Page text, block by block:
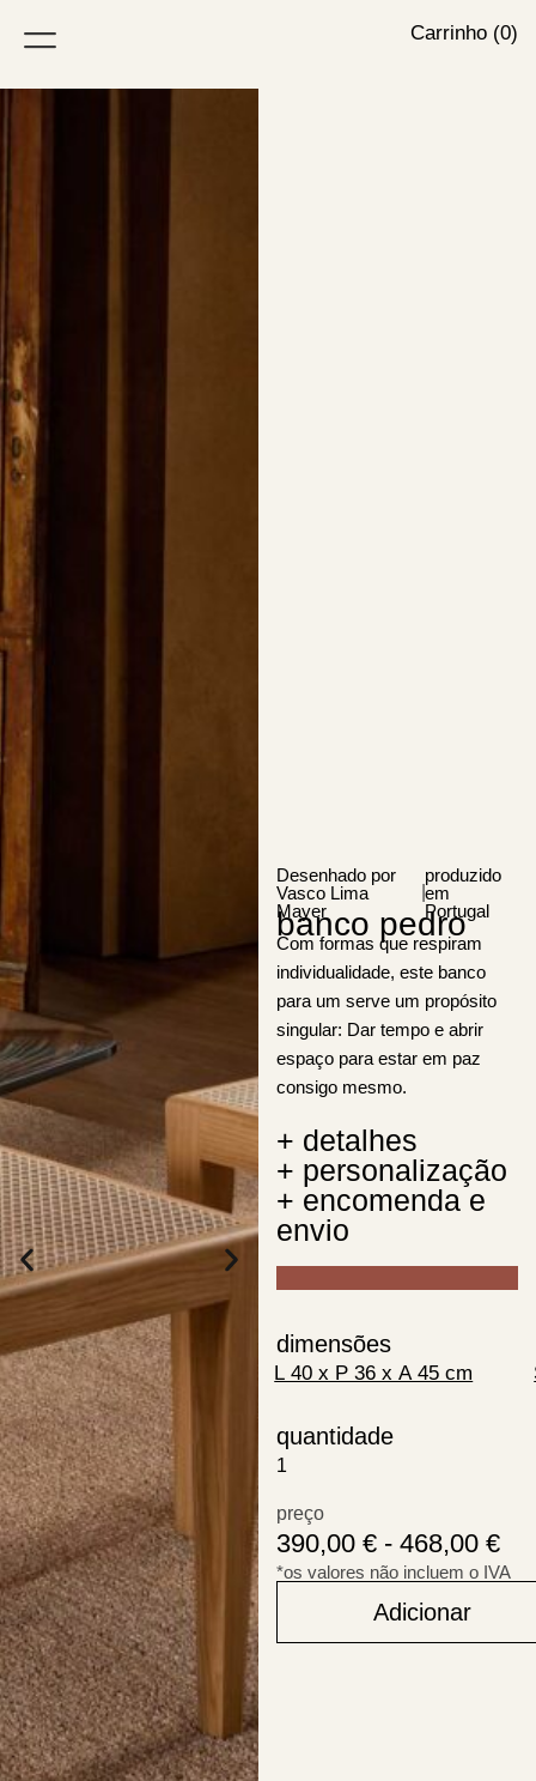
Carrinho (0)
Desenhado por
Vasco Lima
Mayer
|
produzido
em
Portugal
banco pedro
Com formas que respiram
individualidade, este banco
para um serve um propósito
singular: Dar tempo e abrir
espaço para estar em paz
consigo mesmo.
+ detalhes
+ personalização
+ encomenda e
envio
dimensões
quantidade
preço
390,00€ -468,00€
*os valores não incluem o IVA
Adicionar